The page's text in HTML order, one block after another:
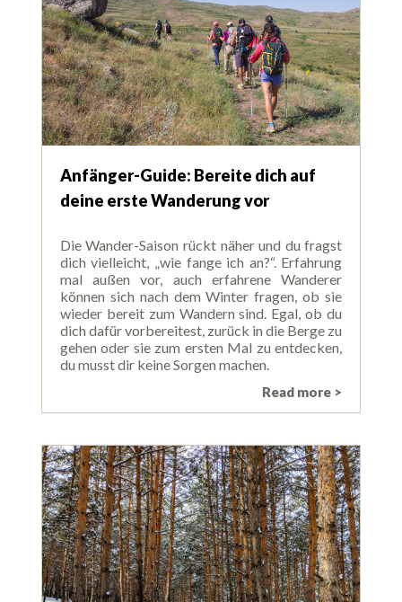
Anfänger-Guide: Bereite dich auf
deine erste Wanderung vor
Die Wander-Saison rückt näher und du fragst
dich vielleicht, „wie fange ich an?“. Erfahrung
mal außen vor, auch erfahrene Wanderer
können sich nach dem Winter fragen, ob sie
wieder bereit zum Wandern sind. Egal, ob du
dich dafür vorbereitest, zurück in die Berge zu
gehen oder sie zum ersten Mal zu entdecken,
du musst dir keine Sorgen machen.
Read more >